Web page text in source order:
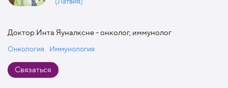
Доктор Инта Яуналксне - онколог, иммунолог
Онкология Иммунология
Связаться